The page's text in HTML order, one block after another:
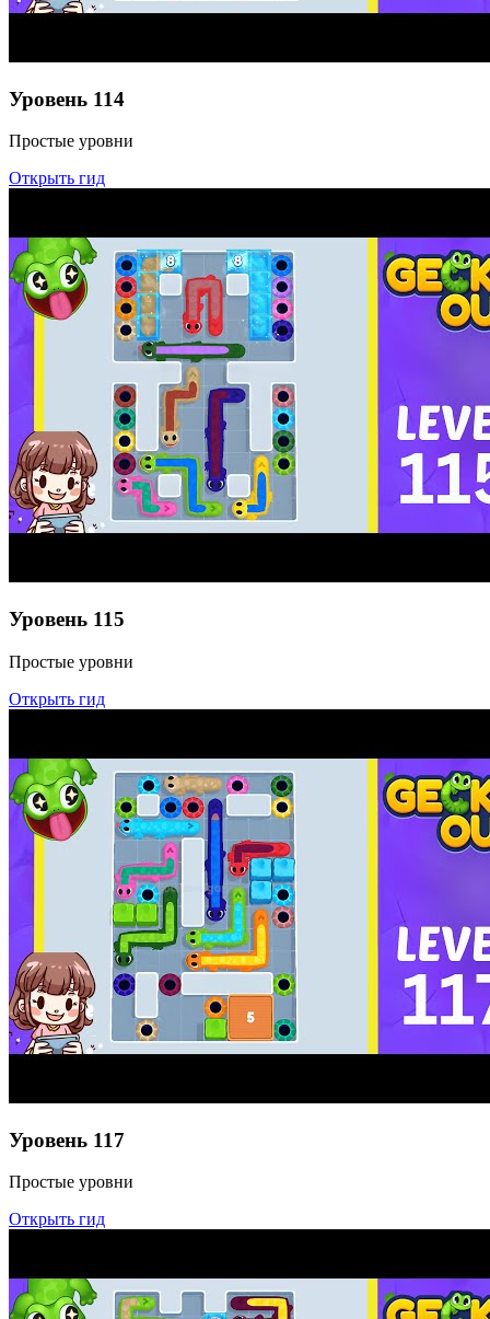
Уровень 114
Простые уровни
Открыть гид
Уровень 115
Простые уровни
Открыть гид
Уровень 117
Простые уровни
Открыть гид